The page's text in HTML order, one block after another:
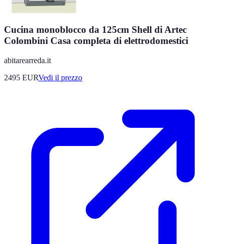
Cucina monoblocco da 125cm Shell di Artec
Colombini Casa completa di elettrodomestici
abitarearreda.it
2495 EURVedi il prezzo